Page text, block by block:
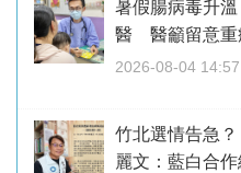
暑假腸病毒升
醫 醫籲留意重
2026-08-04 14:57
竹北選情告急
麗文：藍白合